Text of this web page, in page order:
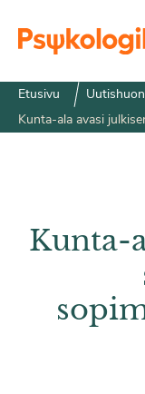
Etusivu
Kunta-ala avasi
Kunta-